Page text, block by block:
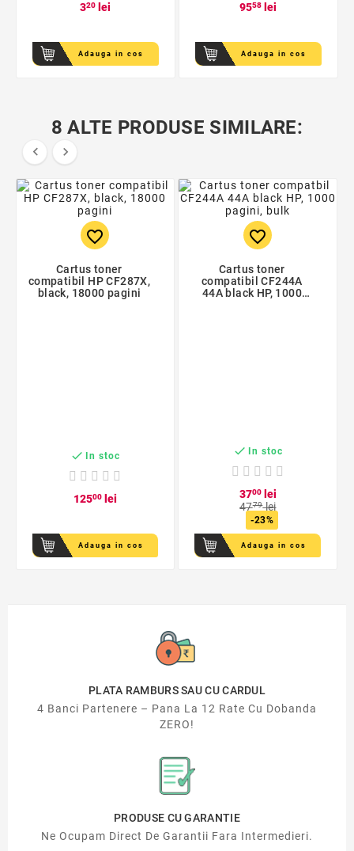
320 lei
Adauga in cos
9558 lei
Adauga in cos
8 ALTE PRODUSE SIMILARE:
 
favorite_border
Cartus toner
compatibil HP CF287X,
black, 18000 pagini
 In stoc
12500lei
Adauga in cos
favorite_border
Cartus toner
compatibil CF244A
44A black HP, 1000
 In stoc
3700lei
4779lei
-23%
Adauga in cos
PLATA RAMBURS SAU CU CARDUL
4 Banci Partenere – Pana La 12 Rate Cu Dobanda
ZERO!
PRODUSE CU GARANTIE
Ne Ocupam Direct De Garantii Fara Intermedieri.